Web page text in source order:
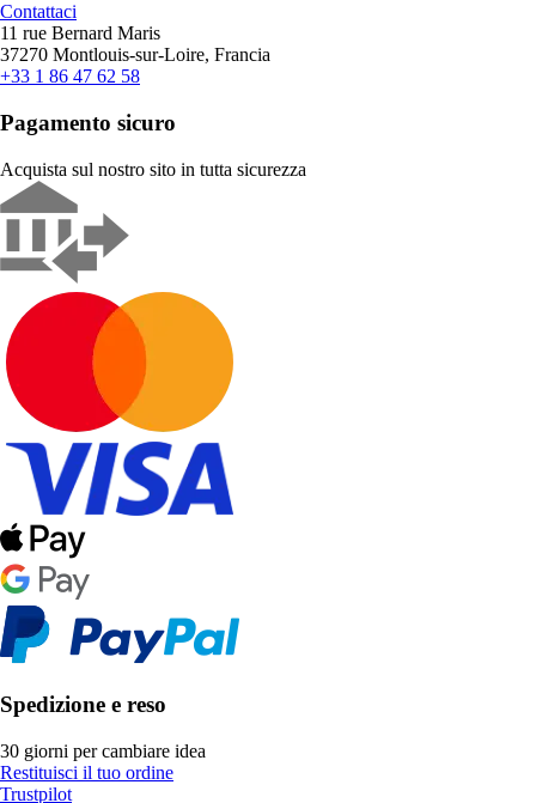
Contattaci
11 rue Bernard Maris
37270 Montlouis-sur-Loire, Francia
+33 1 86 47 62 58
Pagamento sicuro
Acquista sul nostro sito in tutta sicurezza
Spedizione e reso
30 giorni per cambiare idea
Restituisci il tuo ordine
Trustpilot